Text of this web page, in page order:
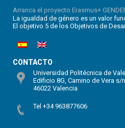
Arranca el proyecto Erasmus+
La igualdad de género es un valor
El objetivo 5 de los Objetivos de
CONTACTO
Universidad Politécnica de
Edificio 8G, Camino de Vera s/n
46022 Valencia
Tel +34 963877606